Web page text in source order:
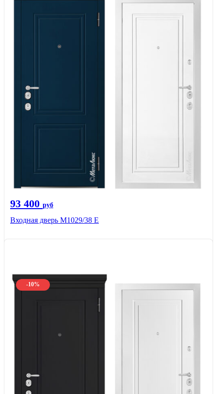
93 400 руб
Входная дверь М1029/38 E
-10%